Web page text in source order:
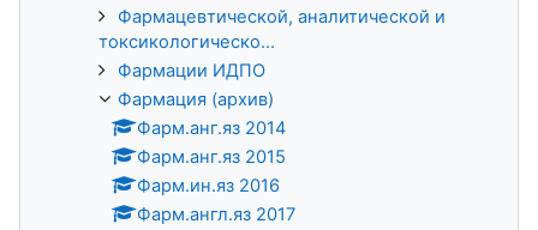
Фармацевтической, аналитической и
токсикологическо...
Фармации ИДПО
Фармация (архив)
Фарм.анг.яз 2014
Фарм.анг.яз 2015
Фарм.ин.яз 2016
Фарм.англ.яз 2017